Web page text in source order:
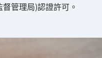
管理局)認證許可。